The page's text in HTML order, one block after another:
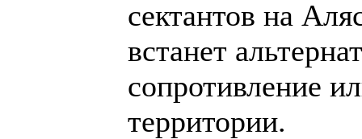
сектантов на
встанет
сопротивление
территории.